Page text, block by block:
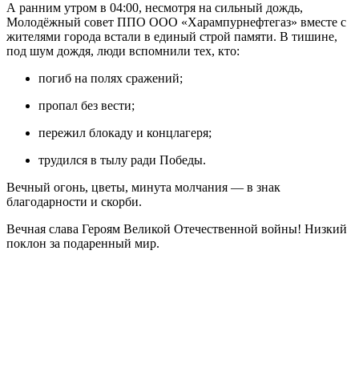
А ранним утром в 04:00, несмотря на сильный дождь,
Молодёжный совет ППО ООО «Харампурнефтегаз» вместе с
жителями города встали в единый строй памяти. В тишине,
под шум дождя, люди вспомнили тех, кто:
погиб на полях сражений;
пропал без вести;
пережил блокаду и концлагеря;
трудился в тылу ради Победы.
Вечный огонь, цветы, минута молчания — в знак
благодарности и скорби.
Вечная слава Героям Великой Отечественной войны! Низкий
поклон за подаренный мир.